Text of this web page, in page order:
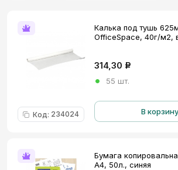
Код: 234024
Калька под тушь
OfficeSpace, 40г/м2,
314,30 Р
55 шт.
В
Бумага
А4, 50л., синяя